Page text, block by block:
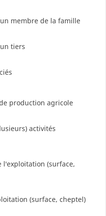
membre de la famille
tiers
production agricole
activités
(surface,
(surface, cheptel)